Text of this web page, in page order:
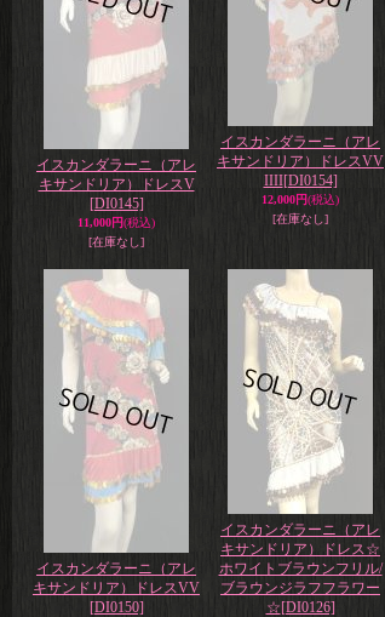
イスカンダラーニ（アレ
キサンドリア）ドレスV
[DI0145]
11,000円(税込)
[在庫なし]
イスカンダラーニ（アレ
キサンドリア）ドレスVV
IIII[DI0154]
12,000円(税込)
[在庫なし]
イスカンダラーニ（アレ
キサンドリア）ドレスVV
[DI0150]
イスカンダラーニ（アレ
キサンドリア）ドレス☆
ホワイトブラウンフリル/
ブラウンジラフフラワー
☆[DI0126]